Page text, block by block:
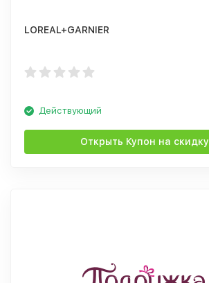
LOREAL+GARNIER
Действующий
Открыть Купон на скидку